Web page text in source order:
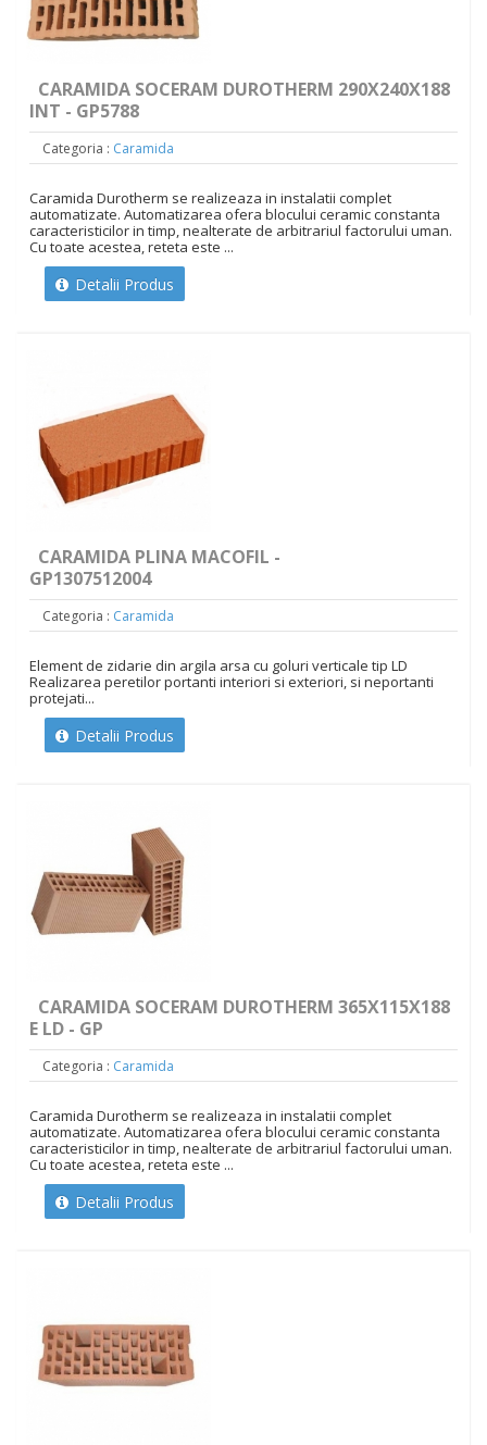
CARAMIDA SOCERAM DUROTHERM 290X240X188
INT - GP5788
Categoria : Caramida
Caramida Durotherm se realizeaza in instalatii complet
automatizate. Automatizarea ofera blocului ceramic constanta
caracteristicilor in timp, nealterate de arbitrariul factorului uman.
Cu toate acestea, reteta este ...
Detalii Produs
CARAMIDA PLINA MACOFIL -
GP1307512004
Categoria : Caramida
Element de zidarie din argila arsa cu goluri verticale tip LD
Realizarea peretilor portanti interiori si exteriori, si neportanti
protejati...
Detalii Produs
CARAMIDA SOCERAM DUROTHERM 365X115X188
E LD - GP
Categoria : Caramida
Caramida Durotherm se realizeaza in instalatii complet
automatizate. Automatizarea ofera blocului ceramic constanta
caracteristicilor in timp, nealterate de arbitrariul factorului uman.
Cu toate acestea, reteta este ...
Detalii Produs